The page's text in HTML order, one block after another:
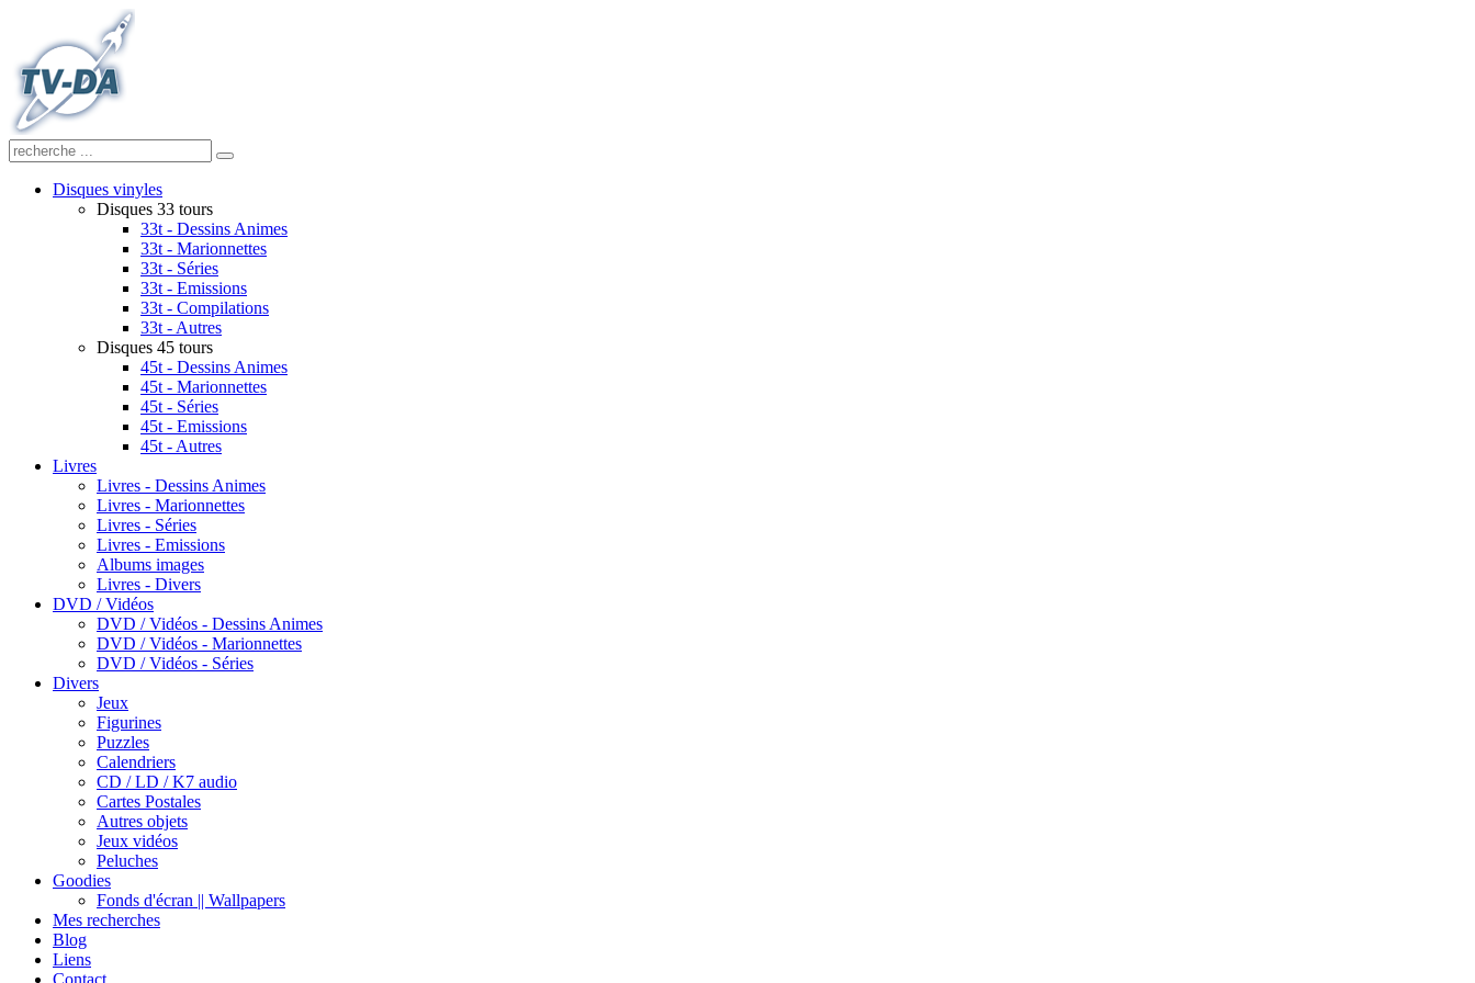
Disques vinyles
Disques 33 tours
33t - Dessins Animes
33t - Marionnettes
33t - Séries
33t - Emissions
33t - Compilations
33t - Autres
Disques 45 tours
45t - Dessins Animes
45t - Marionnettes
45t - Séries
45t - Emissions
45t - Autres
Livres
Livres - Dessins Animes
Livres - Marionnettes
Livres - Séries
Livres - Emissions
Albums images
Livres - Divers
DVD / Vidéos
DVD / Vidéos - Dessins Animes
DVD / Vidéos - Marionnettes
DVD / Vidéos - Séries
Divers
Jeux
Figurines
Puzzles
Calendriers
CD / LD / K7 audio
Cartes Postales
Autres objets
Jeux vidéos
Peluches
Goodies
Fonds d'écran || Wallpapers
Mes recherches
Blog
Liens
Contact